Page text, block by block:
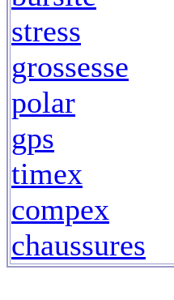
stress
grossesse
polar
gps
timex
compex
chaussures